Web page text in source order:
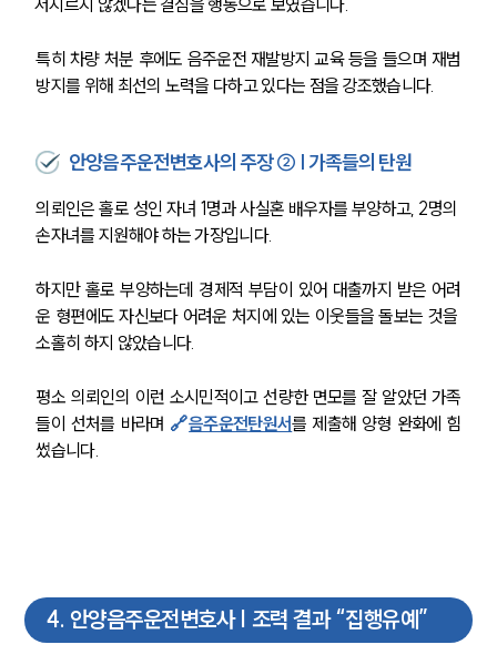
특히 차량 처분 후에도 음주운전 재발방지 교육 등을 들으며 재범
방지를 위해 최선의 노력을 다하고 있다는 점을 강조했습니다.
안양음주운전변호사의 주장 ② | 가족들의 탄원
의뢰인은 홀로 성인 자녀 1명과 사실혼 배우자를 부양하고, 2명의
손자녀를 지원해야 하는 가장입니다.
하지만 홀로 부양하는데 경제적 부담이 있어 대출까지 받은 어려
운 형편에도 자신보다 어려운 처지에 있는 이웃들을 돌보는 것을
소홀히 하지 않았습니다.
평소 의뢰인의 이런 소시민적이고 선량한 면모를 잘 알았던 가족
들이 선처를 바라며 🔗음주운전탄원서를 제출해 양형 완화에 힘
썼습니다.
4. 안양음주운전변호사 | 조력 결과 “집행유예”